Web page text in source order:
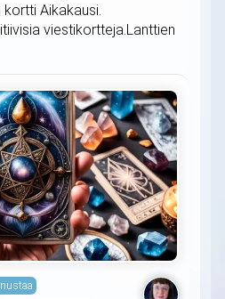
kortti Aikakausi.
viestikortteja.Lanttien